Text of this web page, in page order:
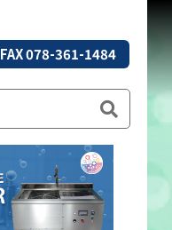
FAX 078-361-1484